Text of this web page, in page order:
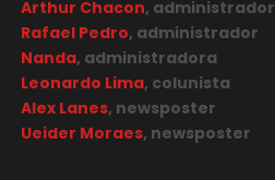
Arthur Chacon, administrador
Rafael Pedro, administrador
Nanda, administradora
Leonardo Lima, colunista
Alex Lanes, newsposter
Ueider Moraes, newsposter